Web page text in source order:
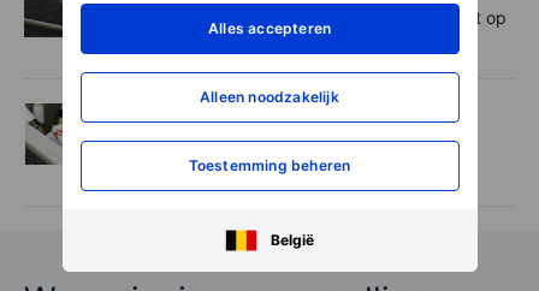
Alles accepteren
Alleen noodzakelijk
Toestemming beheren
België
Proximus houdt stand in eigen land, zicht op
beterschap voor Proximus Global.
WK geeft AB InBev vleugels, maar wat
gebeurt er daarna?